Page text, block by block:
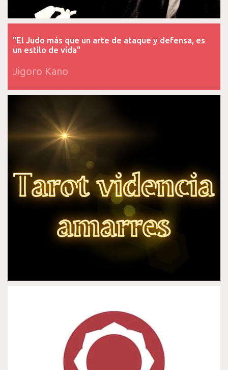
"El Judo más que un arte de ataque y defensa, es
un estilo de vida"
Jigoro Kano